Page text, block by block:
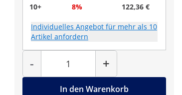
10+
8% 122,36 €
Individuelles Angebot für mehr als 10
Artikel anfordern
-
Menge
+
In den Warenkorb